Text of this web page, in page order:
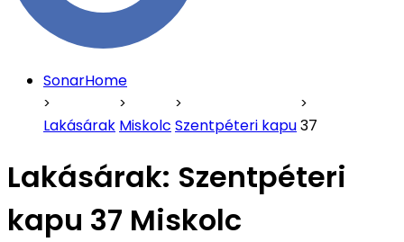
SonarHome
Lakásárak Miskolc Szentpéteri kapu37
Lakásárak: Szentpéteri
kapu 37 Miskolc